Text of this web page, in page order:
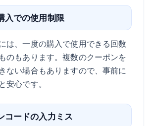
入での使用制限
は、一度の購入で使用できる回数
のもあります。複数のクーポンを
ない場合もありますので、事前に
安心です。
コードの入力ミス